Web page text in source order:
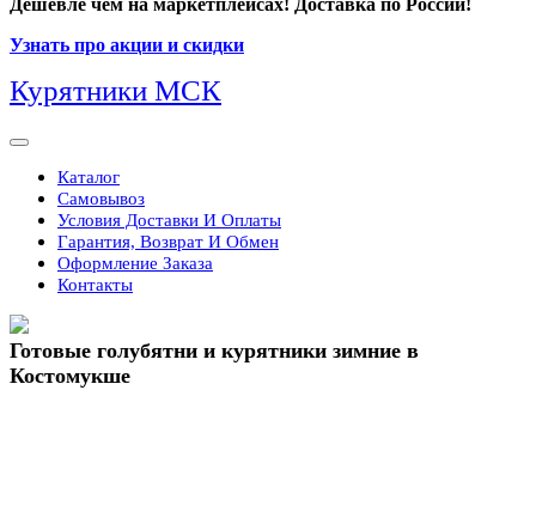
Дешевле чем на маркетплейсах! Доставка по России!
Узнать про акции и скидки
Курятники МСК
Кнопка
ОткрытьКаталог
Самовывоз
Условия Доставки И Оплаты
Гарантия, Возврат И Обмен
Оформление Заказа
Контакты
Кнопка
Закрыть
Готовые голубятни и курятники зимние в
Костомукше